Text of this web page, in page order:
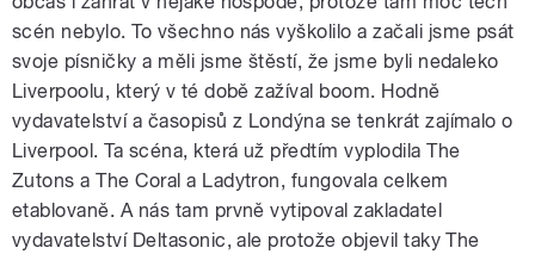
scén nebylo. To všechno nás vyškolilo a začali jsme psát
svoje písničky a měli jsme štěstí, že jsme byli nedaleko
Liverpoolu, který v té době zažíval boom. Hodně
vydavatelství a časopisů z Londýna se tenkrát zajímalo o
Liverpool. Ta scéna, která už předtím vyplodila The
Zutons a The Coral a Ladytron, fungovala celkem
etablovaně. A nás tam prvně vytipoval zakladatel
vydavatelství Deltasonic, ale protože objevil taky The